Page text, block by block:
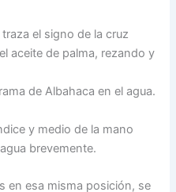
el signo de la cruz
aceite de palma, rezando y
de Albahaca en el agua.
y medio de la mano
brevemente.
en esa misma posición, se